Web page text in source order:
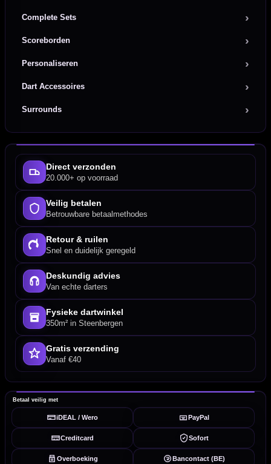
Complete Sets
Scoreborden
Personaliseren
Dart Accessoires
Surrounds
Direct verzonden
20.000+ op voorraad
Veilig betalen
Betrouwbare betaalmethodes
Retour & ruilen
Snel en duidelijk geregeld
Deskundig advies
Van echte darters
Fysieke dartwinkel
350m² in Steenbergen
Gratis verzending
Vanaf €40
Betaal veilig met
iDEAL / Wero PayPal
Creditcard Sofort
Overboeking Bancontact (BE)